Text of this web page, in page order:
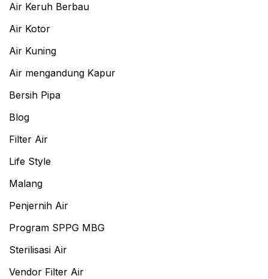
Air Keruh Berbau
Air Kotor
Air Kuning
Air mengandung Kapur
Bersih Pipa
Blog
Filter Air
Life Style
Malang
Penjernih Air
Program SPPG MBG
Sterilisasi Air
Vendor Filter Air